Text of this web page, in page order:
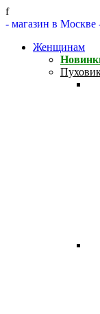
f
- магазин в Москве
Женщинам